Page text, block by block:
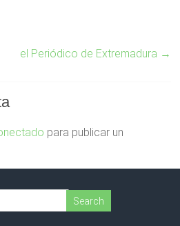
el Periódico de Extremadura →
para publicar un